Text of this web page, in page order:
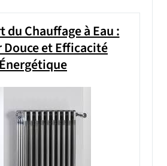
du Chauffage à Eau :
Douce et Efficacité
Énergétique